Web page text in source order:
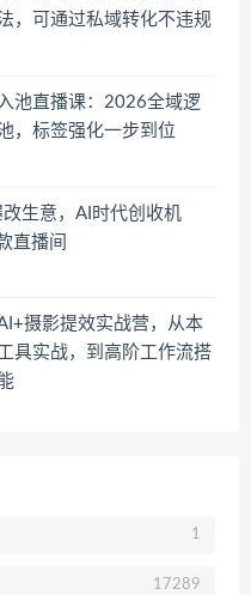
，可通过私域转化不违规
池直播课：2026全域逻
，标签强化一步到位
生意，AI时代创收机
直播间
摄影提效实战营，从本
具实战，到高阶工作流搭
1
17289